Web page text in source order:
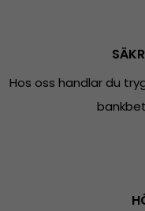
Hos oss handlar du